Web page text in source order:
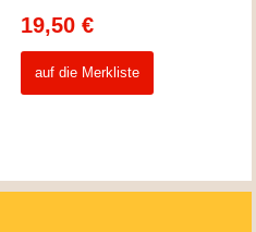
19,50€
auf die Merkliste